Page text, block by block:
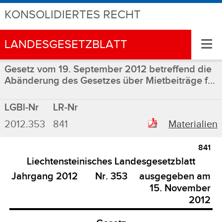
KONSOLIDIERTES RECHT
LANDESGESETZBLATT ≡
Gesetz vom 19. September 2012 betreffend die
Abänderung des Gesetzes über Mietbeiträge f...
LGBl-Nr
LR-Nr
2012.353
841 Materialien